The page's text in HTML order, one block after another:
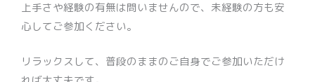
上手さや経験の有無は問いませんので、未経験の方も安
心してご参加ください。
リラックスして、普段のままのご自身でご参加いただけ